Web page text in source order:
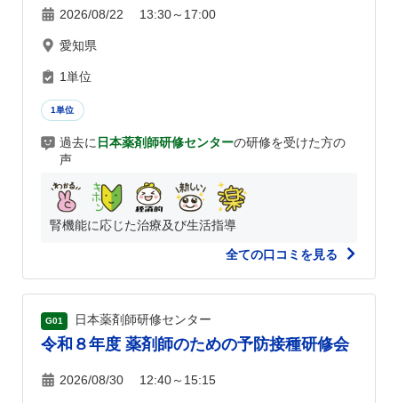
2026/08/22 13:30～17:00
愛知県
1単位
1単位
過去に 日本薬剤師研修センターの研修を受けた方の
声
腎機能に応じた治療及び生活指導
全ての口コミを見る
G01 日本薬剤師研修センター
令和８年度 薬剤師のための予防接種研修会
2026/08/30 12:40～15:15